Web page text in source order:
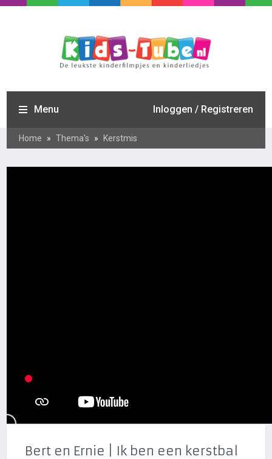
Menu Inloggen / Registreren
Home » Thema's » Kerstmis
Bert en Ernie | Ik ben een kerstbal